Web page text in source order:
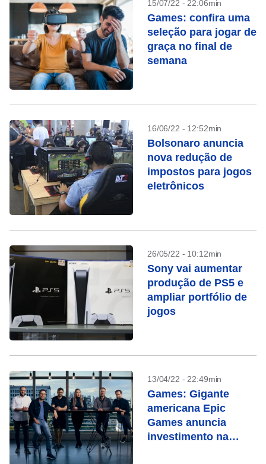
15/07/22 - 22:06min
Games: confira uma
seleção para jogar de
graça no final de
semana
16/06/22 - 12:52min
Bolsonaro anuncia
nova redução de
impostos para jogos
eletrônicos
26/05/22 - 10:12min
Sony vai aumentar
produção de PS5 e
ampliar portfólio de
jogos
13/04/22 - 22:49min
Games: Gigante
americana Epic
Games anuncia
investimento na